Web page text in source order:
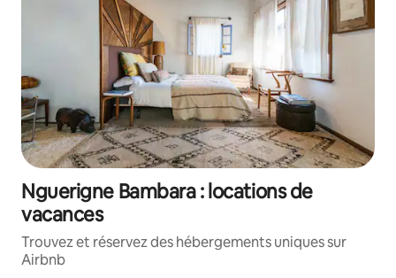
Nguerigne Bambara : locations de
vacances
Trouvez et réservez des hébergements uniques sur
Airbnb